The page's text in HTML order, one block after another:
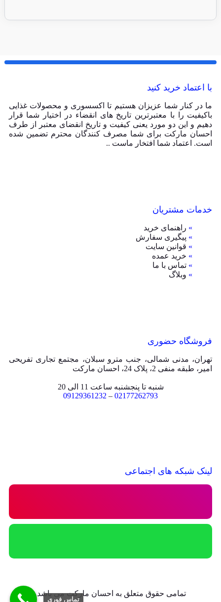
با اعتماد خرید کنید
ما در کنار شما عزیزان هستیم تا اکسسوری و محصولات غذایی
باکیفیت را با معتبرترین تاریخ های انقضاء در اختیار شما قرار
دهیم و این دو مورد یعنی کیفیت و تاریخ انقضای معتبر از طرف
احسان مارکت برای شما مصرف کنندگان محترم تضمین شده
است. اعتماد شما افتخار ماست ..
خدمات مشتریان
» راهنمای خرید
» پیگیری سفارش
» قوانین سایت
» خرید عمده
» تماس با ما
» وبلاگ
فروشگاه حضوری
تهران، مدنی شمالی، جنب مترو سبلان، مجتمع تجاری تفریحی
امیر، طبقه منفی 2، پلاک 24، احسان مارکت
شنبه تا پنجشنبه ساعت 11 الی 20
02177262793
–
09129361232
لینک شبکه های اجتماعی
تمامی حقوق متعلق به احسان مارکت می باشد.
تماس فوری